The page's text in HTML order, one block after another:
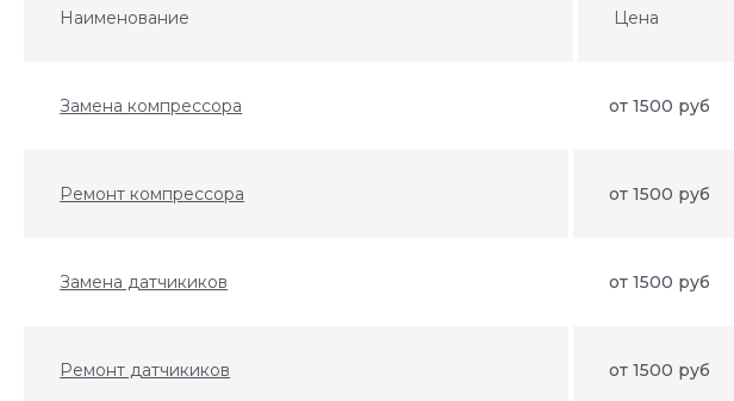
Наименование Цена
Замена компрессора от 1500 руб
Ремонт компрессора от 1500 руб
Замена датчикиков от 1500 руб
Ремонт датчикиков от 1500 руб